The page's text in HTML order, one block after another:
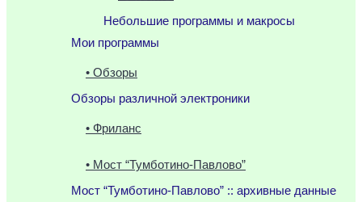
Небольшие программы и макросы
Мои программы
• Обзоры
Обзоры различной электроники
• Фриланс
• Мост “Тумботино-Павлово”
Мост “Тумботино-Павлово” :: архивные данные